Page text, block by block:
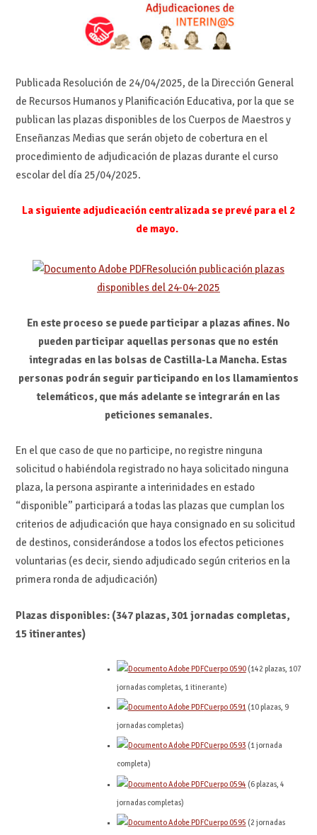
Publicada Resolución de 24/04/2025, de la Dirección General
de Recursos Humanos y Planificación Educativa, por la que se
publican las plazas disponibles de los Cuerpos de Maestros y
Enseñanzas Medias que serán objeto de cobertura en el
procedimiento de adjudicación de plazas durante el curso
escolar del día 25/04/2025.
La siguiente adjudicación centralizada se prevé para el 2
de mayo.
Resolución publicación plazas
disponibles del 24-04-2025
En este proceso se puede participar a plazas afines. No
pueden participar aquellas personas que no estén
integradas en las bolsas de Castilla-La Mancha. Estas
personas podrán seguir participando en los llamamientos
telemáticos, que más adelante se integrarán en las
peticiones semanales.
En el que caso de que no participe, no registre ninguna
solicitud o habiéndola registrado no haya solicitado ninguna
plaza, la persona aspirante a interinidades en estado
“disponible” participará a todas las plazas que cumplan los
criterios de adjudicación que haya consignado en su solicitud
de destinos, considerándose a todos los efectos peticiones
voluntarias (es decir, siendo adjudicado según criterios en la
primera ronda de adjudicación)
Plazas disponibles: (347 plazas, 301 jornadas completas,
15 itinerantes)
Cuerpo 0590(142 plazas, 107
jornadas completas, 1 itinerante)
Cuerpo 0591(10 plazas, 9
jornadas completas)
Cuerpo 0593 (1 jornada
completa)
Cuerpo 0594 (6 plazas, 4
jornadas completas)
Cuerpo 0595 (2 jornadas